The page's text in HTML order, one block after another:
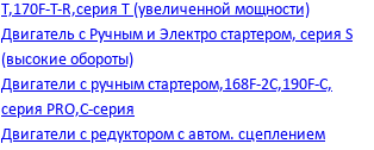
T,170F-T-R,серия Т (увеличенной мощности)
Двигатель с Ручным и Электро стартером, серия S
(высокие обороты)
Двигатели с ручным стартером,168F-2C,190F-C,
серия PRO,C-серия
Двигатели с редуктором с автом. сцеплением